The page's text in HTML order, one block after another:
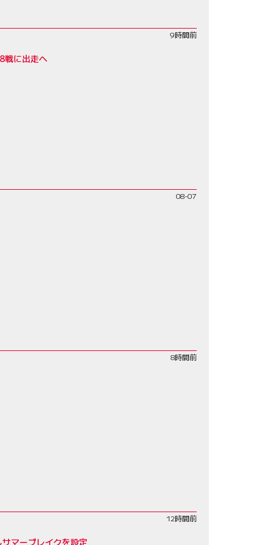
9時間前
戦に出走へ
08-07
8時間前
12時間前
マーブレイクを設定